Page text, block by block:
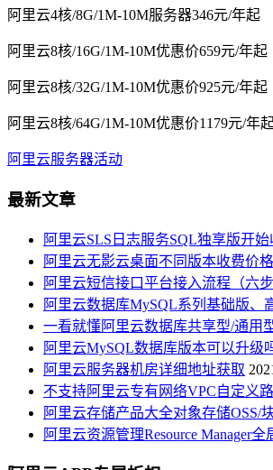
阿里云4核/8G/1M-10M服务器346元/年起
阿里云8核/16G/1M-10M优惠价659元/年起
阿里云8核/32G/1M-10M优惠价925元/年起
阿里云8核/64G/1M-10M优惠价1179元/年
阿里云服务器活动
最新文章
阿里云SLS日志服务SQL独享版开始
阿里云无影云桌面不同版本收费价
阿里云短信接口平台接入流程（六步
阿里云数据库MySQL系列基础版、
一看就懂阿里云数据库共享型/通用
阿里云MySQL数据库版本可以升级
阿里云服务器机房详细地址获取
不支持阿里云专有网络VPC自定义
阿里云存储产品大全对象存储OSS/
阿里云资源管理Resource Manager